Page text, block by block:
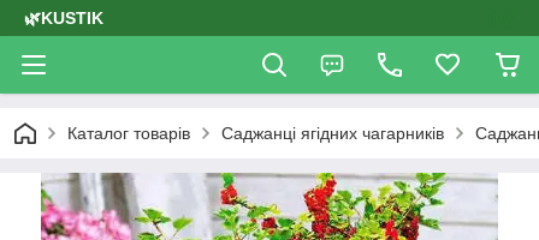
🌿KUSTIK
Каталог товарів Саджанці ягідних чагарників